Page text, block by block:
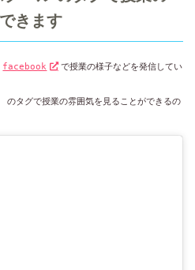
きます
facebook
で授業の様子などを発信してい
のタグで授業の雰囲気を見ることができるの